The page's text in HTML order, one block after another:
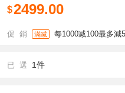
$2499.00
促 銷 滿减 每1000减100最多減
已 選 1件